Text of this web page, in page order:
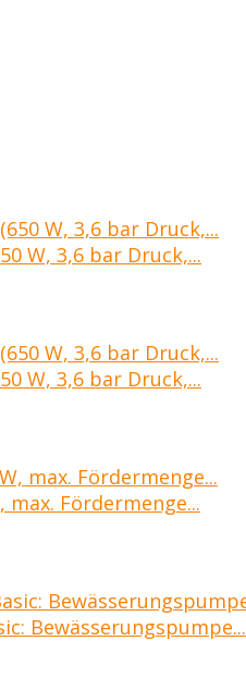
W, 3,6 bar Druck,...
W, 3,6 bar Druck,...
max. Fördermenge...
Bewässerungspumpe...